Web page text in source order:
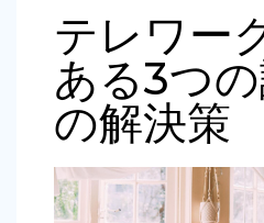
テレワー
ある3つ
の解決策